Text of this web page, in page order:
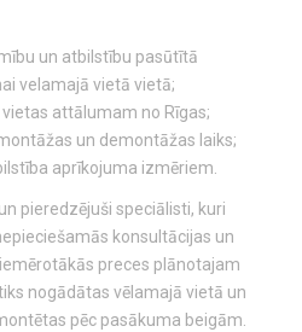
un atbilstību pasūtītā
velamajā vietā vietā;
attālumam no Rīgas;
un demontāžas laiks;
aprīkojuma izmēriem.
pieredzējuši speciālisti, kuri
konsultācijas un
preces plānotajam
nogādātas vēlamajā vietā un
pēc pasākuma beigām.